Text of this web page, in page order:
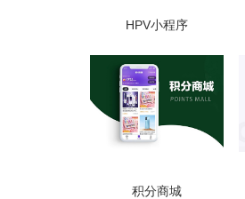
HPV小程序
积分商城